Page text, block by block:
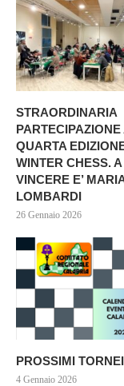
STRAORDINARIA
QUARTA
WINTER CHESS. A
VINCERE E’
LOMBARDI
26 Gennaio 2026
PROSSIMI TORNEI
4 Gennaio 2026